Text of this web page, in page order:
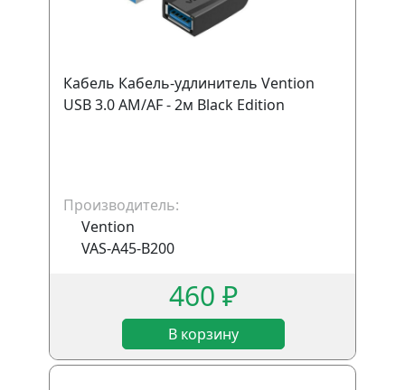
Кабель Кабель-удлинитель Vention
USB 3.0 AM/AF - 2м Black Edition
Производитель:
Vention
VAS-A45-B200
460 ₽
В корзину